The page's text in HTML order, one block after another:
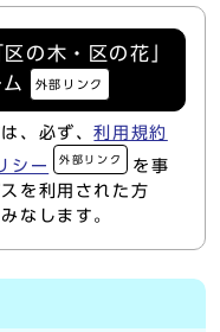
の木・区の花」
外部リンク
、必ず、利用規約
シー 外部リンク
を事
を利用された方
なします。